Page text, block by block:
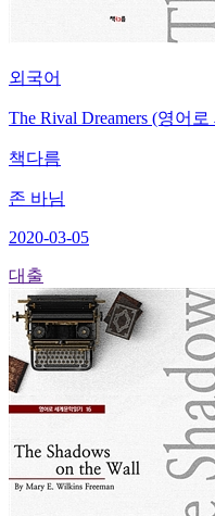
외국어
The Rival Dreamers (영어
책다름
존 바님
2020-03-05
대출